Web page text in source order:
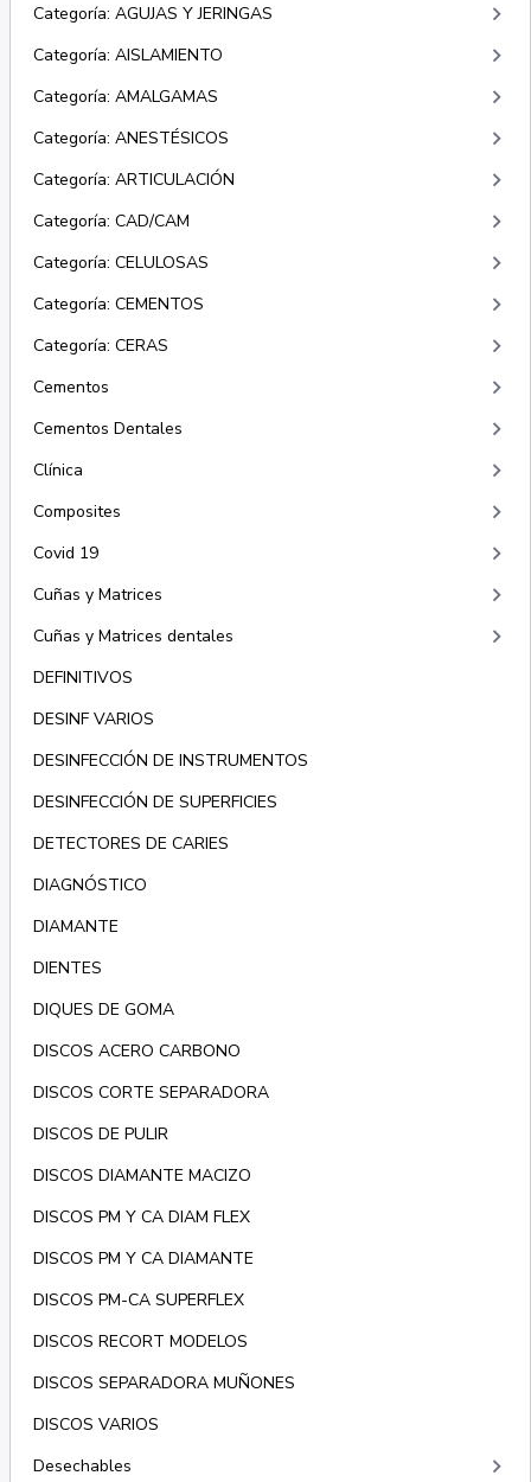
Categoría: AGUJAS Y JERINGAS keyboard_arrow_right
Categoría: AISLAMIENTO keyboard_arrow_right
Categoría: AMALGAMAS keyboard_arrow_right
Categoría: ANESTÉSICOS keyboard_arrow_right
Categoría: ARTICULACIÓN keyboard_arrow_right
Categoría: CAD/CAM keyboard_arrow_right
Categoría: CELULOSAS keyboard_arrow_right
Categoría: CEMENTOS keyboard_arrow_right
Categoría: CERAS keyboard_arrow_right
Cementos keyboard_arrow_right
Cementos Dentales keyboard_arrow_right
Clínica keyboard_arrow_right
Composites keyboard_arrow_right
Covid 19 keyboard_arrow_right
Cuñas y Matrices keyboard_arrow_right
Cuñas y Matrices dentales keyboard_arrow_right
DEFINITIVOS
DESINF VARIOS
DESINFECCIÓN DE INSTRUMENTOS
DESINFECCIÓN DE SUPERFICIES
DETECTORES DE CARIES
DIAGNÓSTICO
DIAMANTE
DIENTES
DIQUES DE GOMA
DISCOS ACERO CARBONO
DISCOS CORTE SEPARADORA
DISCOS DE PULIR
DISCOS DIAMANTE MACIZO
DISCOS PM Y CA DIAM FLEX
DISCOS PM Y CA DIAMANTE
DISCOS PM-CA SUPERFLEX
DISCOS RECORT MODELOS
DISCOS SEPARADORA MUÑONES
DISCOS VARIOS
Desechables
keyboard_arrow_right